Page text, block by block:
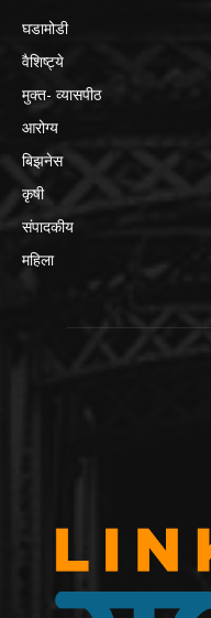
घडामोडी
वैशिष्ट्ये
मुक्त- व्यासपीठ
आरोग्य
बिझनेस
कृषी
संपादकीय
महिला